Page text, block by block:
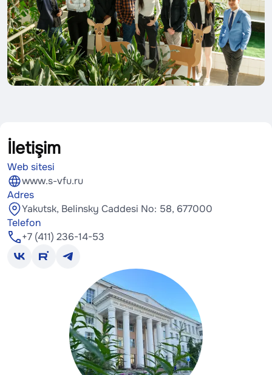
İletişim
Web sitesi
www.s-vfu.ru
Adres
Yakutsk, Belinsky Caddesi No: 58, 677000
Telefon
+7 (411) 236-14-53